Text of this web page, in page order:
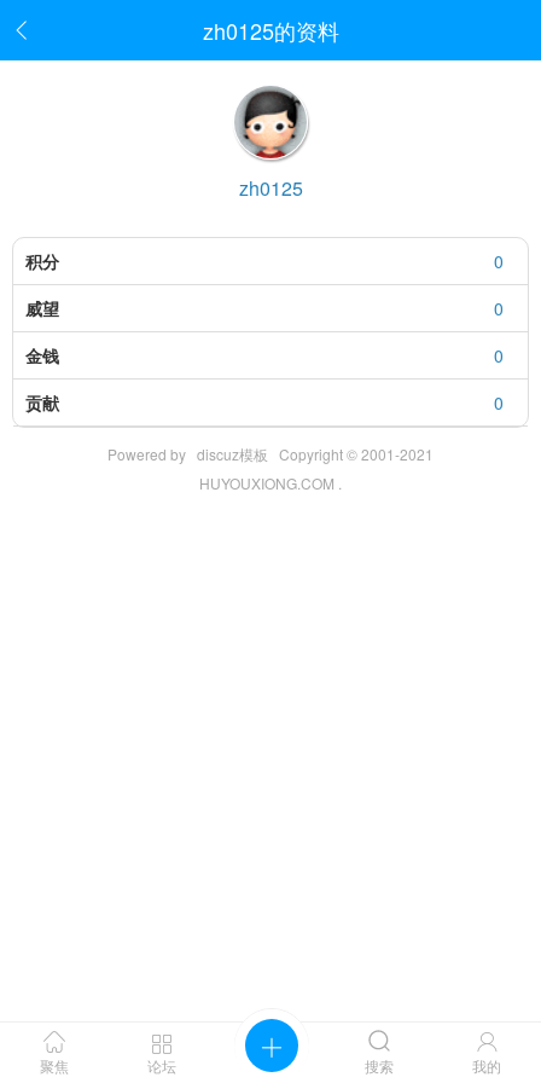
 zh0125的资料
zh0125
0
积分
0
威望
0
金钱
0
贡献
Powered by discuz模板
Copyright © 2001-2021
HUYOUXIONG.COM .

聚焦

论坛

搜索

我的